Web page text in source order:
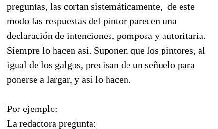
preguntas, las cortan sistemáticamente, de este
modo las respuestas del pintor parecen una
declaración de intenciones, pomposa y autoritaria.
Siempre lo hacen así. Suponen que los pintores, al
igual de los galgos, precisan de un señuelo para
ponerse a largar, y así lo hacen.
Por ejemplo:
La redactora pregunta: